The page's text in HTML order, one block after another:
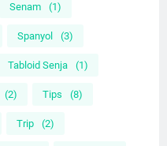
Senam (1)
Spanyol (3)
Tabloid Senja (1)
(2) Tips (8)
Trip (2)